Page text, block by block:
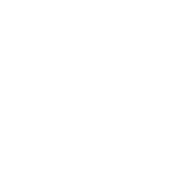
SB 35TDI 150CV
EDITION